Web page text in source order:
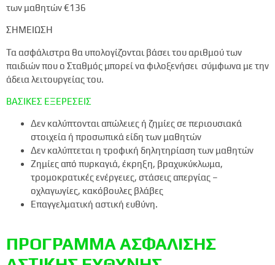
των μαθητών€136
ΣΗΜΕΙΩΣΗ
Τα ασφάλιστρα θα υπολογίζονται βάσει του αριθμού των
παιδιών που ο Σταθμός μπορεί να φιλοξενήσει σύμφωνα με την
άδεια λειτουργείας του.
ΒΑΣΙΚΕΣ ΕΞΕΡΕΣΕΙΣ
Δεν καλύπτονται απώλειες ή ζημίες σε περιουσιακά
στοιχεία ή προσωπικά είδη των μαθητών
Δεν καλύπτεται η τροφική δηλητηρίαση των μαθητών
Ζημίες από πυρκαγιά, έκρηξη, βραχυκύκλωμα,
τρομοκρατικές ενέργειες, στάσεις απεργίας –
οχλαγωγίες, κακόβουλες βλάβες
Επαγγελματική αστική ευθύνη.
ΠΡΟΓΡΑΜΜΑ ΑΣΦΑΛΙΣΗΣ